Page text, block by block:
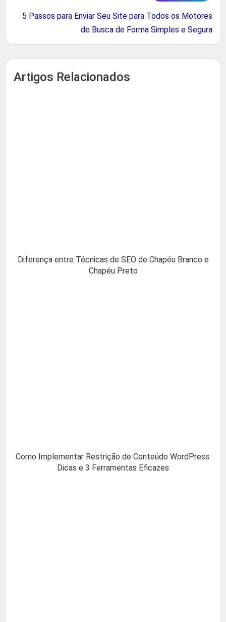
5 Passos para Enviar Seu Site para Todos os Motores
de Busca de Forma Simples e Segura
Artigos Relacionados
Diferença entre Técnicas de SEO de Chapéu Branco e
Chapéu Preto
Como Implementar Restrição de Conteúdo WordPress:
Dicas e 3 Ferramentas Eficazes